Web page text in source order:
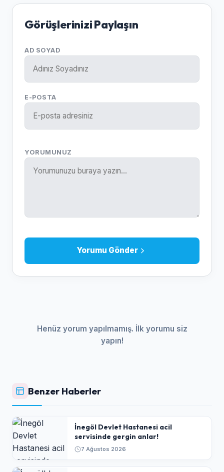
Görüşlerinizi Paylaşın
AD SOYAD
E-POSTA
YORUMUNUZ
Yorumu Gönder
Henüz yorum yapılmamış. İlk yorumu siz
yapın!
Benzer Haberler
İnegöl Devlet Hastanesi acil
servisinde gergin anlar!
7 Ağustos 2026